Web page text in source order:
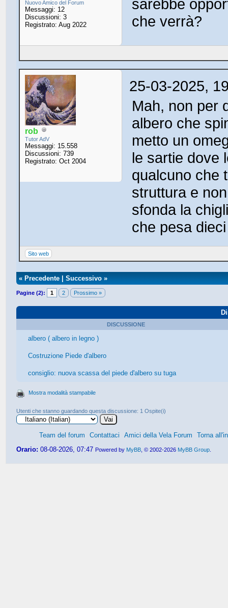
Nuovo Amico del Forum
Messaggi: 12
Discussioni: 3
Registrato: Aug 2022
sarebbe
che verrà?
rob
Tutor AdV
Messaggi: 15.558
Discussioni: 739
Registrato: Oct 2004
25-03-2025,
Mah, non per
albero che
metto un
le sartie dove
qualcuno che
struttura e
sfonda la
che pesa
Sito web
«Precedente |Successivo »
Pagine (2): 1 2 Prossimo »
DISCUSSIONE
albero ( albero in legno )
Costruzione Piede d'albero
consiglio: nuova scassa del piede d'albero su tuga
Mostra modalità stampabile
Utenti che stanno guardando questa discussione: 1 Ospite(i)
Team del forum Contattaci Amici della Vela Forum
Torna
Orario: 08-08-2026, 07:47 Powered by MyBB , © 2002-2026 MyBB Group